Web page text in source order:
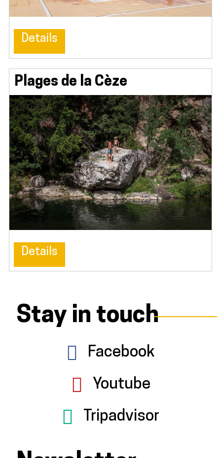
Details
Plages de la Cèze
Details
Stay in touch
Facebook
Youtube
Tripadvisor